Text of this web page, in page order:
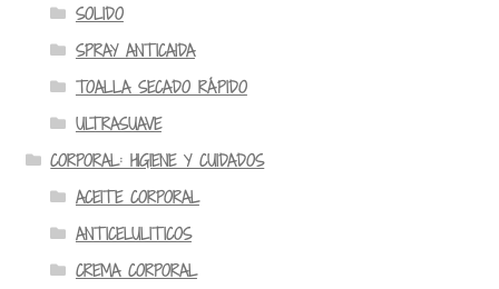
SOLIDO
SPRAY ANTICAIDA
TOALLA SECADO RÁPIDO
ULTRASUAVE
CORPORAL: HIGIENE Y CUIDADOS
ACEITE CORPORAL
ANTICELULITICOS
CREMA CORPORAL